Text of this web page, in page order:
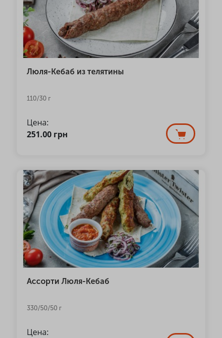
Люля-Кебаб из телятины
110/30 г
Цена:
251.00 грн
Ассорти Люля-Кебаб
330/50/50 г
Цена: